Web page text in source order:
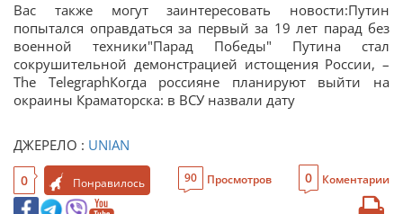
Вас также могут заинтересовать новости:Путин
попытался оправдаться за первый за 19 лет парад без
военной техники"Парад Победы" Путина стал
сокрушительной демонстрацией истощения России, –
The TelegraphКогда россияне планируют выйти на
окраины Краматорска: в ВСУ назвали дату
ДЖЕРЕЛО : UNIAN
0 Понравилось 90 Просмотров 0 Коментарии